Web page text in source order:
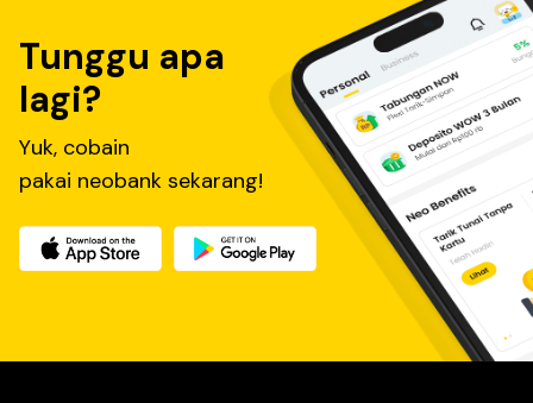
Tunggu apa
lagi?
Yuk, cobain
pakai neobank sekarang!